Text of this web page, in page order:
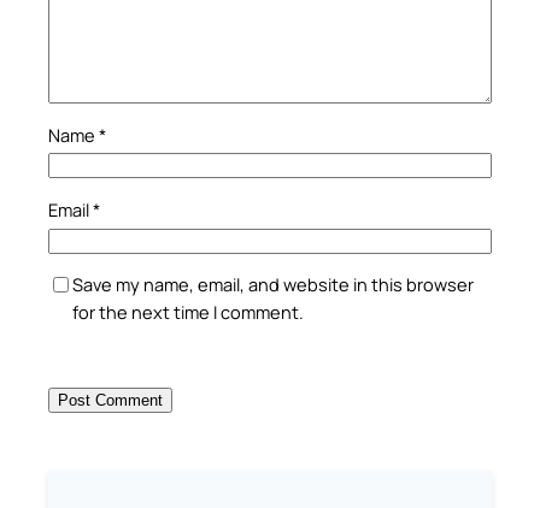
Name *
Email*
Save my name, email, and website in this browser
for the next time I comment.